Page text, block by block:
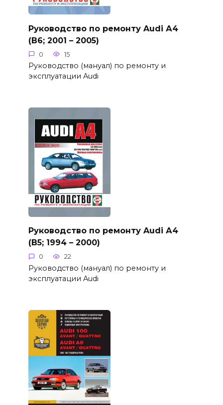
Руководство по ремонту Audi А4
(B6; 2001 – 2005)
0 15
Руководство (мануал) по ремонту и
эксплуатации Audi
Руководство по ремонту Audi А4
(B5; 1994 – 2000)
0 22
Руководство (мануал) по ремонту и
эксплуатации Audi